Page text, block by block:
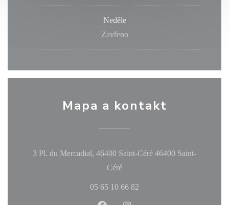
Neděle
Zavřeno
Mapa a kontakt
3 Pl. du Mercadial, 46400 Saint-Céré 46400 Saint-
Céré((otevře se v novém okně))
05 65 10 66 82